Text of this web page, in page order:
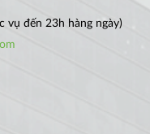
vụ đến 23h hàng ngày)